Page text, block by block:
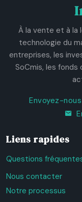
À la vente et à la
technologie du
entreprises, les
SoCmis, les
Envoyez-
Liens rapides
Questions
Nous contacter
Notre processus